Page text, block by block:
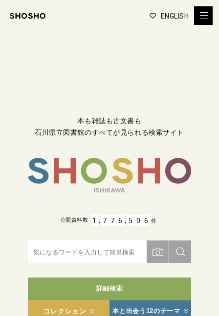
ENGLISH
本も雑誌も古文書も
石川県立図書館のすべてが見られる検索サイト
詳細検索
コレクション 本と出会う12のテーマ
公開資料数 1 , 7 7 6 , 5 0 6 件